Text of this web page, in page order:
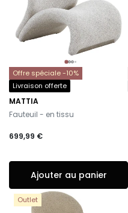
Offre spéciale -10%
Livraison offerte
MATTIA
-
Fauteuil - en tissu
699,99 €
Ajouter au panier
Outlet